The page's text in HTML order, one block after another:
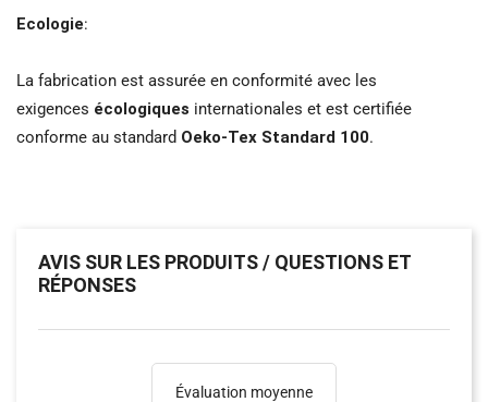
Ecologie:
La fabrication est assurée en conformité avec les
exigences écologiques internationales et est certifiée
conforme au standard Oeko-Tex Standard 100.
AVIS SUR LES PRODUITS / QUESTIONS ET
RÉPONSES
Évaluation moyenne